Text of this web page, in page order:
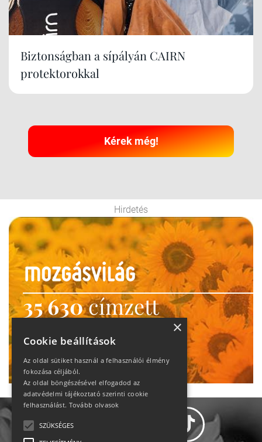
Biztonságban a sípályán CAIRN
protektorokkal
Kérek még!
Hirdetés
35 630címzett
heti motiváció
Ne maradj le!
×
Cookie beállítások
Az oldal sütiket használ a felhasználói élmény
fokozása céljából.
Az oldal böngészésével elfogadod az
adatvédelmi tájékoztató szerinti cookie
felhasználást. Tovább olvasok
SZÜKSÉGES